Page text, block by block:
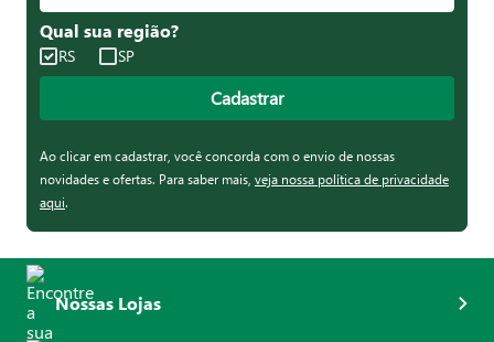
Qual sua região?
RS SP
Cadastrar
Ao clicar em cadastrar, você concorda com o envio de nossas
novidades e ofertas. Para saber mais, veja nossa política de privacidade
aqui.
Nossas Lojas